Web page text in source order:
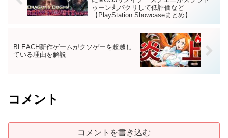
ゥーン丸パクリして低評価など
【PlayStation Showcaseまとめ】
BLEACH新作ゲームがクソゲーを超越し
ている理由を解説
コメント
コメントを書き込む